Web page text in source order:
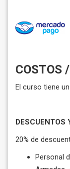
COSTOS
El curso tiene
DESCUENTOS
20% de
Personal